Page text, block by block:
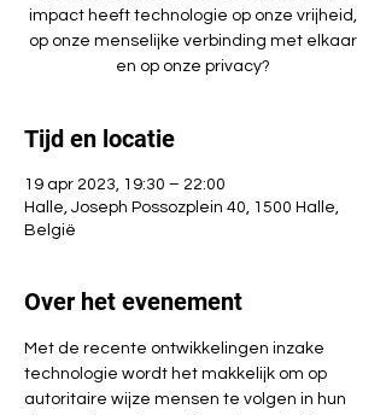
impact heeft technologie op onze vrijheid,
op onze menselijke verbinding met elkaar
en op onze privacy?
Tijd en locatie
19 apr 2023, 19:30 – 22:00
Halle, Joseph Possozplein 40, 1500 Halle,
België
Over het evenement
Met de recente ontwikkelingen inzake
technologie wordt het makkelijk om op
autoritaire wijze mensen te volgen in hun